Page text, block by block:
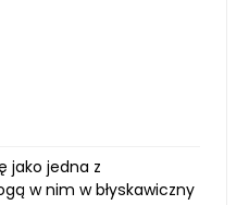
jako jedna z
w nim w błyskawiczny